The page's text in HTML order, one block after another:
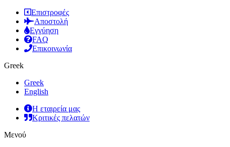
Επιστροφές
Αποστολή
Εγγύηση
FAQ
Επικοινωνία
Greek
Greek
English
Η εταιρεία μας
Κριτικές πελατών
Μενού